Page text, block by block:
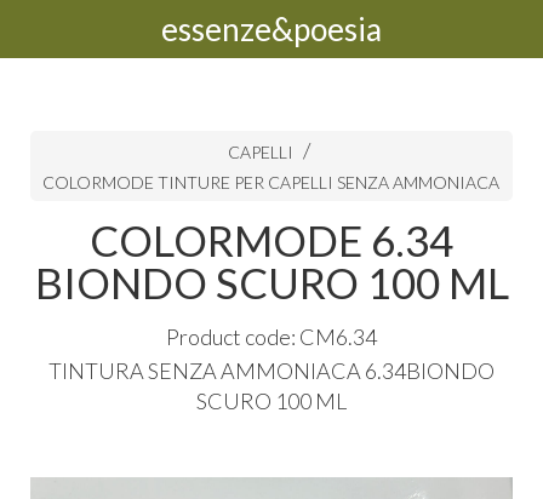
essenze&poesia
CAPELLI
COLORMODE TINTURE PER CAPELLI SENZA AMMONIACA
COLORMODE 6.34
BIONDO SCURO 100 ML
Product code: CM6.34
TINTURASENZAAMMONIACA 6.34BIONDO
SCURO 100 ML